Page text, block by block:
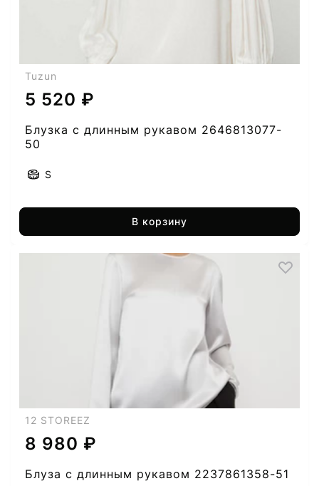
Tuzun
5 520 ₽
Блузка с длинным рукавом 2646813077-
50
S
В корзину
12 STOREEZ
8 980 ₽
Блуза с длинным рукавом 2237861358-51